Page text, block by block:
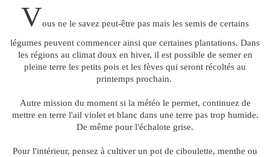
Vous ne le savez peut-être pas mais les semis de certains
légumes peuvent commencer ainsi que certaines plantations. Dans
les régions au climat doux en hiver, il est possible de semer en
pleine terre les petits pois et les fèves qui seront récoltés au
printemps prochain.
Autre mission du moment si la météo le permet, continuez de
mettre en terre l'ail violet et blanc dans une terre pas trop humide.
De même pour l'échalote grise.
Pour l'intérieur, pensez à cultiver un pot de ciboulette, menthe ou